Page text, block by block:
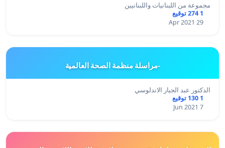
مجموعة من اللبنانيات واللبنانيين
1 274 توقيع
29 Apr 2021
-مراسلة منظمة الصحة العالمية
الدكتور عبد الجبار الاندلوسي
1 130 توقيع
7 Jun 2021